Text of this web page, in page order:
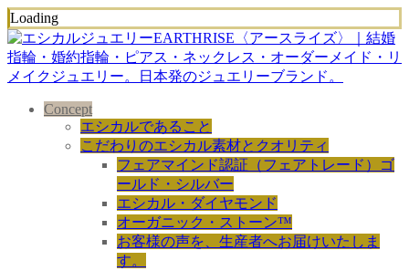
Loading
Concept
エシカルであること
こだわりのエシカル素材とクオリティ
フェアマインド認証（フェアトレード）ゴ
ールド・シルバー
エシカル・ダイヤモンド
オーガニック・ストーン™
お客様の声を、生産者へお届けいたしま
す。